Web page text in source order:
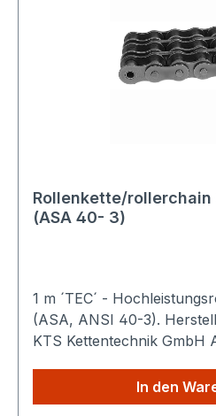
Rollenkette/rollerchain
(ASA 40- 3)
1 m ´TEC´ -
(ASA, ANSI 40-3).
KTS Kettentechnik GmbH
TEC
Antriebskette nach DIN
In den